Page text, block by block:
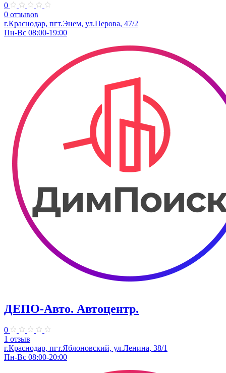
0
0 отзывов
г.Краснодар, пгт.Энем, ул.Перова, 47/2
Пн-Вс 08:00-19:00
ДЕПО-Авто. Автоцентр.
0
1 отзыв
г.Краснодар, пгт.Яблоновский, ул.Ленина, 38/1
Пн-Вс 08:00-20:00